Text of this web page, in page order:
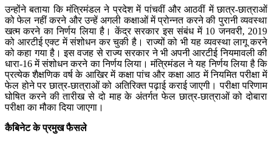
उन्होंने बताया कि मंत्रिमंडल ने प्रदेश में पांचवीं और आठवीं में छात्र-छात्राओं
को फेल नहीं करने और उन्हें अगली कक्षाओं में प्रोन्नत करने की पुरानी व्यवस्था
खत्म करने का निर्णय लिया है। केंद्र सरकार इस संबंध में 10 जनवरी, 2019
को आरटीई एक्ट में संशोधन कर चुकी है। राज्यों को भी यह व्यवस्था लागू करने
को कहा गया है। इस वजह से राज्य सरकार ने भी अपनी आरटीई नियमावली की
धारा-16 में संशोधन करने का निर्णय लिया। मंत्रिमंडल ने यह निर्णय लिया है कि
प्रत्येक शैक्षणिक वर्ष के आखिर में कक्षा पांच और कक्षा आठ में नियमित परीक्षा में
फेल होने पर छात्र-छात्राओं को अतिरिक्त पढ़ाई कराई जाएगी। परीक्षा परिणाम
घोषित करने की तारीख से दो माह के अंतर्गत फेल छात्र-छात्राओं को दोबारा
परीक्षा का मौका दिया जाएगा।
कैबिनेट के प्रमुख फैसले